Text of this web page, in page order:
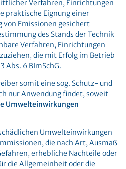
Verfahren, Einrichtungen
praktische Eignung einer
von Emissionen gesichert
des Stands der Technik
Verfahren, Einrichtungen
die mit Erfolg im Betrieb
Abs. 6 BImSchG.
somit eine sog. Schutz- und
nur Anwendung findet, soweit
Umwelteinwirkungen
Umwelteinwirkungen
die nach Art, Ausmaß
erhebliche Nachteile oder
die Allgemeinheit oder die